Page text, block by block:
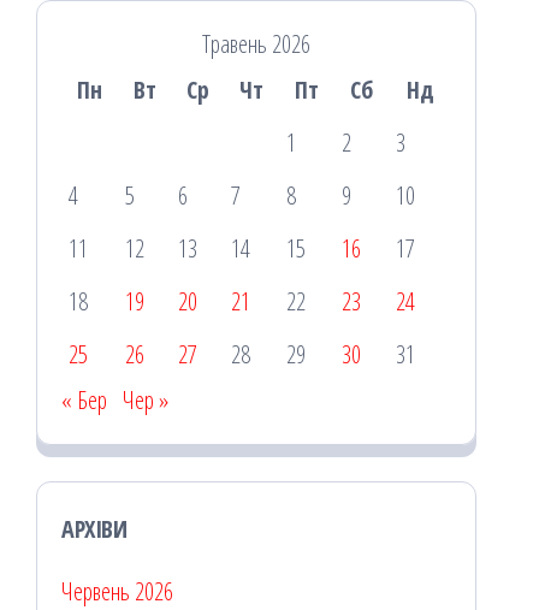
Травень 2026
Пн
Вт Ср Чт Пт Сб
Нд
1
2
3
4
5 6 7 8 9
10
11
12 13 14 15 16
17
18
19 20 21 22 23
24
25
26 27 28 29 30
31
« Бер Чер »
АРХІВИ
Червень 2026